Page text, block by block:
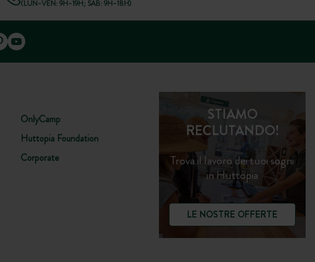
(LUN–VEN: 9H–19H; SAB: 9H–18H)
OnlyCamp
Huttopia Foundation
Corporate
STIAMO
RECLUTANDO!
Trova il lavoro dei tuoi sogni
in Huttopia
LE NOSTRE OFFERTE